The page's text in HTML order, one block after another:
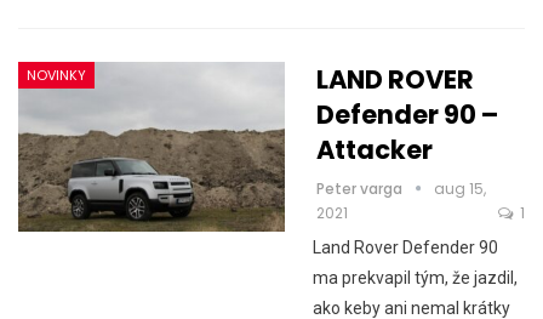
NOVINKY
LAND ROVER
Defender 90 –
Attacker
Peter varga
aug 15,
2021
1
Land Rover Defender 90
ma prekvapil tým, že jazdil,
ako keby ani nemal krátky